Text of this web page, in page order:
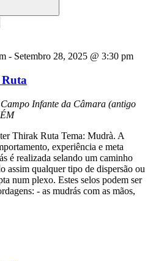
- Setembro 28, 2025 @ 3:30 pm
Campo Infante da Câmara (antigo
Thirak Ruta Tema: Mudrà. A
experiência e meta
é realizada selando um caminho
assim qualquer tipo de dispersão ou
num plexo. Estes selos podem ser
- as mudrás com as mãos,